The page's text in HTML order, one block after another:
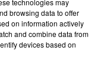
Selena Gomez et
single
technologies may
browsing data to offer
on information actively
and combine data from
devices based on